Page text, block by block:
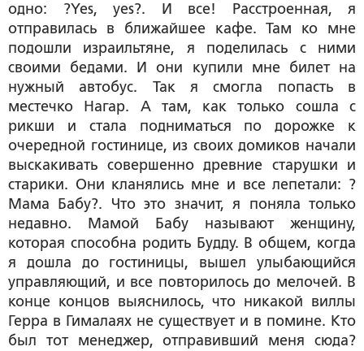
одно: ?Yes, yes?. И все! Расстроенная, я
отправилась в ближайшее кафе. Там ко мне
подошли израильтяне, я поделилась с ними
своими бедами. И они купили мне билет на
нужный автобус. Так я смогла попасть в
местечко Нагар. А там, как только сошла с
рикши и стала подниматься по дорожке к
очередной гостинице, из своих домиков начали
выскакивать совершенно древние старушки и
старики. Они кланялись мне и все лепетали: ?
Мама Бабу?. Что это значит, я поняла только
недавно. Мамой Бабу называют женщину,
которая способна родить Будду. В общем, когда
я дошла до гостиницы, вышел улыбающийся
управляющий, и все повторилось до мелочей. В
конце концов выяснилось, что никакой виллы
Герра в Гималаях не существует и в помине. Кто
был тот менеджер, отправивший меня сюда?